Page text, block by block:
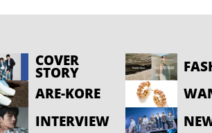
COVER
STORY
ARE-KORE
INTERVIEW